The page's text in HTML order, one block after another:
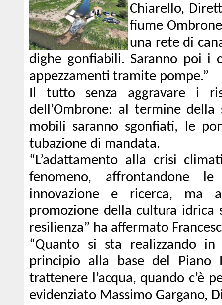
Chiarello,
fiume
una rete di
dighe gonfiabili. Saranno poi i
appezzamenti tramite pompe.”
Il tutto senza aggravare i
dell’Ombrone: al termine
mobili saranno sgonfiati, le
tubazione di mandata.
“L’adattamento alla crisi
fenomeno, affrontandone
innovazione e ricerca, ma
promozione della cultura idrica
resilienza” ha affermato
“Quanto si sta realizzando
principio alla base del Piano
trattenere l’acqua, quando c’è
evidenziato Massimo Gargano,